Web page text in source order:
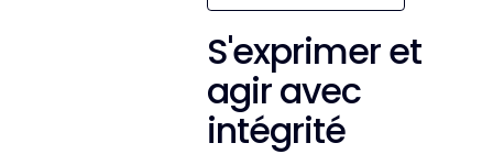
S'exprimer et
agir avec
intégrité